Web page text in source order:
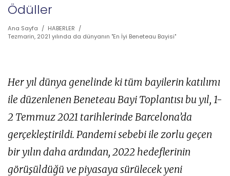
Ödüller
Ana Sayfa / HABERLER /
Tezmarin, 2021 yılında da dünyanın "En İyi Beneteau Bayisi"
Her yıl dünya genelinde ki tüm bayilerin katılımı
ile düzenlenen Beneteau Bayi Toplantısı bu yıl, 1-
2 Temmuz 2021 tarihlerinde Barcelona’da
gerçekleştirildi. Pandemi sebebi ile zorlu geçen
bir yılın daha ardından, 2022 hedeflerinin
görüşüldüğü ve piyasaya sürülecek yeni